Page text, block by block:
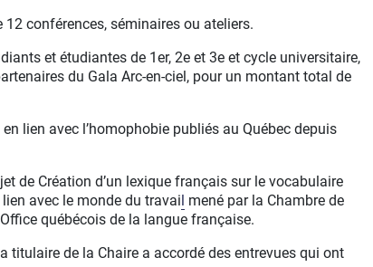
12 conférences, séminaires ou ateliers.
et étudiantes de 1er, 2e et 3e et cycle universitaire,
du Gala Arc-en-ciel, pour un montant total de
lien avec l’homophobie publiés au Québec depuis
de Création d’un lexique français sur le vocabulaire
avec le monde du travail mené par la Chambre de
québécois de la langue française.
titulaire de la Chaire a accordé des entrevues qui ont